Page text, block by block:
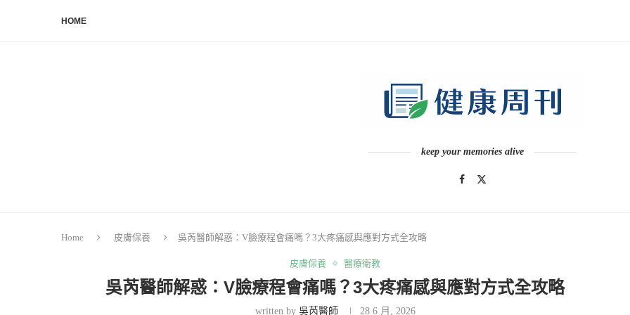
HOME
keep your memories alive
Home 皮膚保養 吳芮醫師解惑：V臉療程會痛嗎？3大疼痛感與應對方式全攻略
皮膚保養 醫療衛教
吳芮醫師解惑：V臉療程會痛嗎？3大疼痛感與應對方式全攻略
written by 吳芮醫師 28 6 月, 2026